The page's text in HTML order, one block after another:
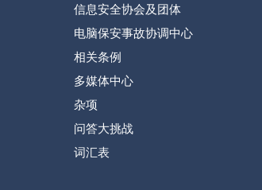
信息安全协会及团体
电脑保安事故协调中心
相关条例
多媒体中心
杂项
问答大挑战
词汇表